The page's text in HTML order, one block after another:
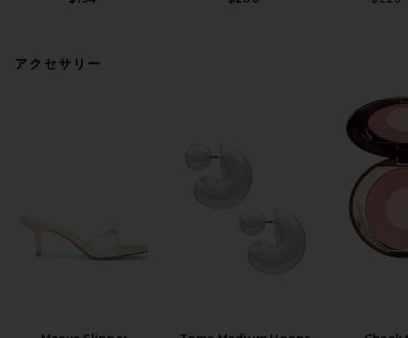
アクセサリー